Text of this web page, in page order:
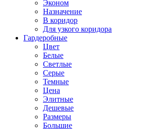
Эконом
Назначение
В коридор
Для узкого коридора
Гардеробные
Цвет
Белые
Светлые
Серые
Темные
Цена
Элитные
Дешевые
Размеры
Большие